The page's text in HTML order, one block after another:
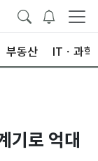
부동산 ITㆍ과학
로 억대